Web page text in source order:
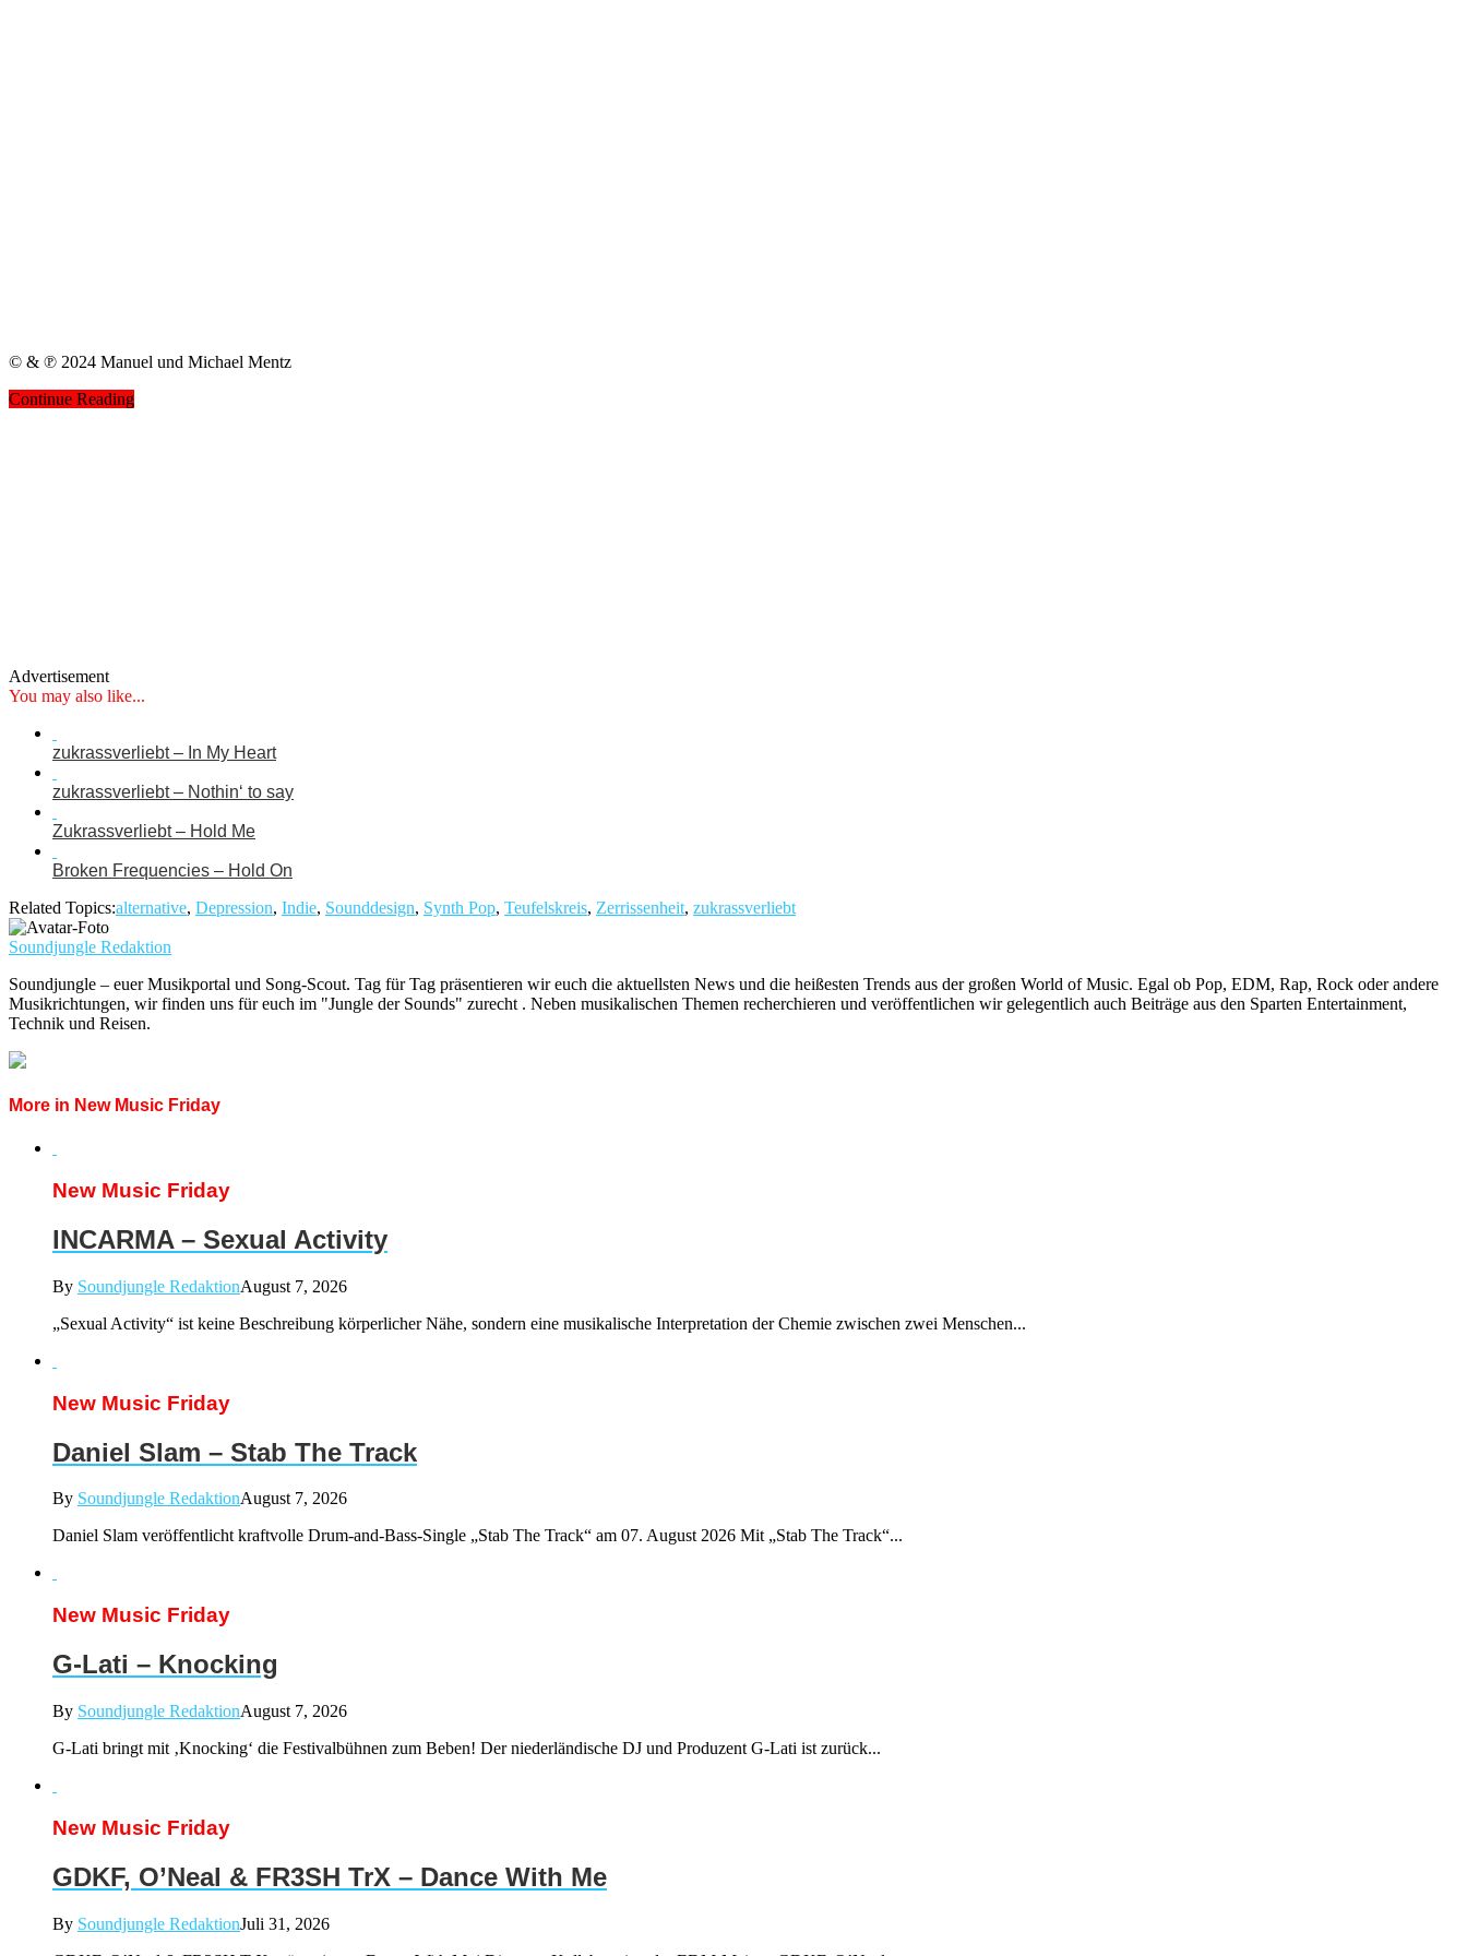
© & ℗ 2024 Manuel und Michael Mentz
Continue Reading
Advertisement
You may also like...
zukrassverliebt – In My Heart
zukrassverliebt – Nothin‘ to say
Zukrassverliebt – Hold Me
Broken Frequencies – Hold On
Related Topics:alternative, Depression, Indie, Sounddesign, Synth Pop, Teufelskreis, Zerrissenheit, zukrassverliebt
Soundjungle Redaktion
Soundjungle – euer Musikportal und Song-Scout. Tag für Tag präsentieren wir euch die aktuellsten News und die heißesten Trends aus der großen World of Music. Egal ob Pop, EDM, Rap, Rock oder andere
Musikrichtungen, wir finden uns für euch im "Jungle der Sounds" zurecht . Neben musikalischen Themen recherchieren und veröffentlichen wir gelegentlich auch Beiträge aus den Sparten Entertainment,
Technik und Reisen.
More in New Music Friday
New Music Friday
INCARMA – Sexual Activity
By Soundjungle RedaktionAugust 7, 2026
„Sexual Activity“ ist keine Beschreibung körperlicher Nähe, sondern eine musikalische Interpretation der Chemie zwischen zwei Menschen...
New Music Friday
Daniel Slam – Stab The Track
By Soundjungle RedaktionAugust 7, 2026
Daniel Slam veröffentlicht kraftvolle Drum-and-Bass-Single „Stab The Track“ am 07. August 2026 Mit „Stab The Track“...
New Music Friday
G-Lati – Knocking
By Soundjungle RedaktionAugust 7, 2026
G-Lati bringt mit ‚Knocking‘ die Festivalbühnen zum Beben! Der niederländische DJ und Produzent G-Lati ist zurück...
New Music Friday
GDKF, O’Neal & FR3SH TrX – Dance With Me
By Soundjungle RedaktionJuli 31, 2026